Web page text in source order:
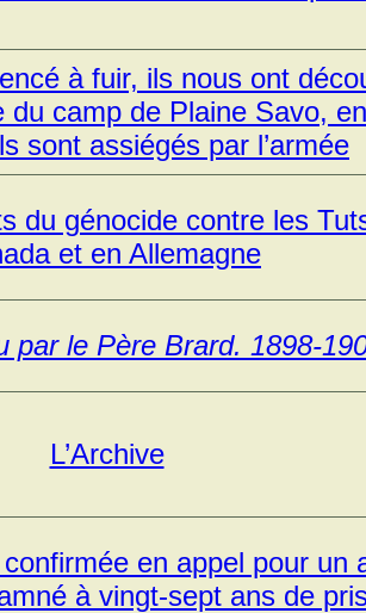
à fuir, ils nous ont
camp de Plaine Savo,
sont assiégés par l’armée
du génocide contre les
et en Allemagne
par le Père Brard. 1898-
L’Archive
en appel pour un
à vingt-sept ans de